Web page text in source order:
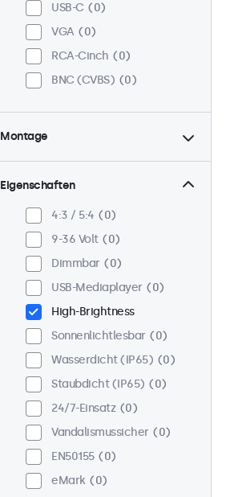
USB-C
0
VGA
0
RCA-Cinch
0
BNC (CVBS)
0
Montage
Tisch
0
Wand
Panel-Mount
Einbau
0
Rack-Montage (19 Zoll)
VESA 75 x 75
VESA 100 x 100
Eigenschaften
4:3 / 5:4
0
9-36 Volt
0
Dimmbar
0
USB-Mediaplayer
0
High-Brightness
Sonnenlichtlesbar
0
Wasserdicht (IP65)
0
Staubdicht (IP65)
0
24/7-Einsatz
0
Vandalismussicher
0
EN50155
0
eMark
0